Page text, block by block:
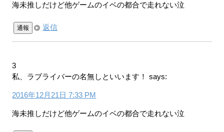
海未推しだけど他ゲームのイベの都合で走れない泣
通報 返信
3
私、ラブライバーの名無しといいます！
says:
2016年12月21日 7:33 PM
海未推しだけど他ゲームのイベの都合で走れない泣